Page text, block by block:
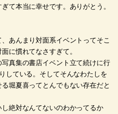
て本当に幸せです。ありがとう。
あんまり対面系イベントってそこ
に慣れてなさすぎて。
真集の書店イベント立て続けに行
している。そしてそんなわたしを
堀夏喜ってとんでもない存在だと
絶対なんてないのわかってるか